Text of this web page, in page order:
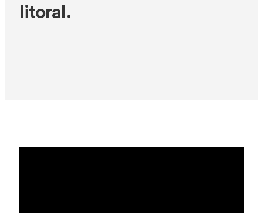
litoral.